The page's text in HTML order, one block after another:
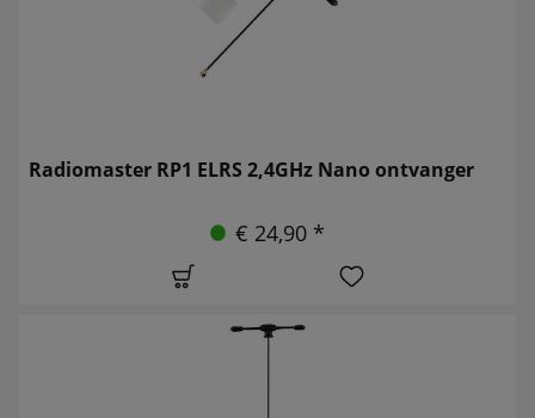
Radiomaster RP1 ELRS 2,4GHz Nano ontvanger
€ 24,90 *